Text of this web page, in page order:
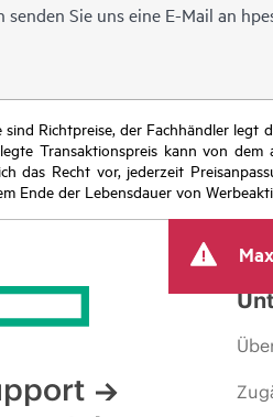
senden Sie uns eine E-Mail an
sind Richtpreise, der Fachhändler
Transaktionspreis kann von
das Recht vor, jederzeit
Ende der Lebensdauer von